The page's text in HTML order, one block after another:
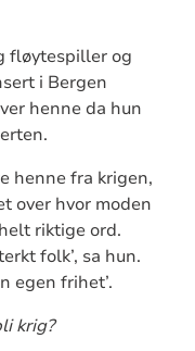
fløytespiller og
i Bergen
henne da hun
henne fra krigen,
over hvor moden
riktige ord.
folk’, sa hun.
egen frihet’.
krig?